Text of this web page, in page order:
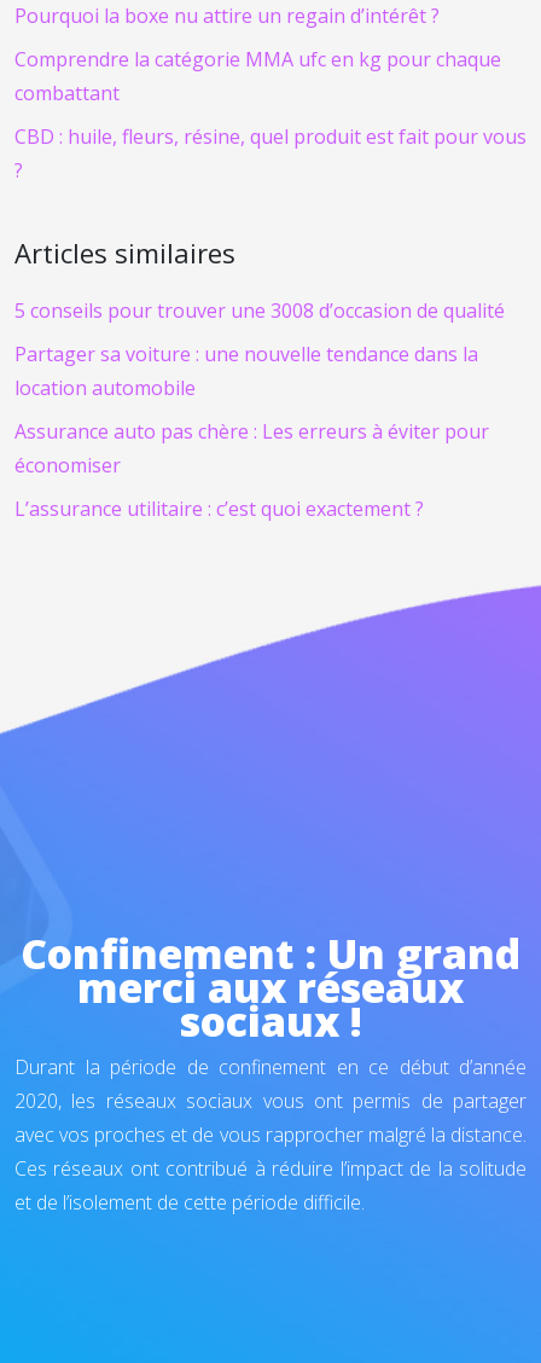
Pourquoi la boxe nu attire un regain d’intérêt ?
Comprendre la catégorie MMA ufc en kg pour chaque
combattant
CBD : huile, fleurs, résine, quel produit est fait pour vous
?
Articles similaires
5 conseils pour trouver une 3008 d’occasion de qualité
Partager sa voiture : une nouvelle tendance dans la
location automobile
Assurance auto pas chère : Les erreurs à éviter pour
économiser
L’assurance utilitaire : c’est quoi exactement ?
Confinement : Un grand
merci aux réseaux
sociaux !
Durant la période de confinement en ce début d’année
2020, les réseaux sociaux vous ont permis de partager
avec vos proches et de vous rapprocher malgré la distance.
Ces réseaux ont contribué à réduire l’impact de la solitude
et de l’isolement de cette période difficile.